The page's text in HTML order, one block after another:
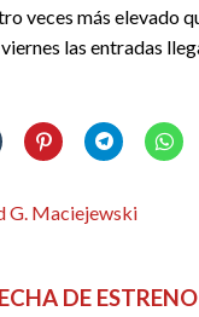
veces más elevado
las entradas
G. Maciejewski
DE